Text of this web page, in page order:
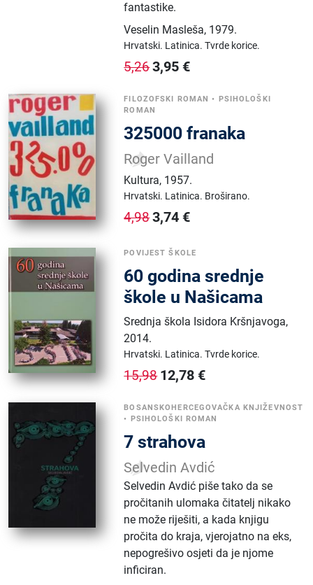
fantastike.
Veselin Masleša, 1979.
Hrvatski. Latinica.Tvrde korice.
5,263,95 €
FILOZOFSKI ROMAN • PSIHOLOŠKI
ROMAN
325000 franaka
Roger Vailland
Kultura, 1957.
Hrvatski. Latinica. Broširano.
4,983,74 €
POVIJEST ŠKOLE
60 godina srednje
škole u Našicama
Srednja škola Isidora Kršnjavoga,
2014.
Hrvatski. Latinica.Tvrde korice.
15,98 12,78 €
BOSANSKOHERCEGOVAČKA KNJIŽEVNOST
•
PSIHOLOŠKI ROMAN
7 strahova
Selvedin Avdić
Selvedin Avdić piše tako da se
pročitanih ulomaka čitatelj nikako
ne može riješiti, a kada knjigu
pročita do kraja, vjerojatno na eks,
nepogrešivo osjeti da je njome
inficiran.